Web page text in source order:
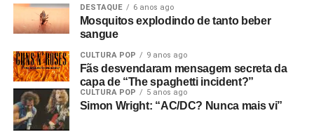
DESTAQUE 6 anos ago
Mosquitos explodindo de tanto beber
sangue
CULTURA POP 9 anos ago
Fãs desvendaram mensagem secreta da
capa de “The spaghetti incident?”
CULTURA POP 5 anos ago
Simon Wright: “AC/DC? Nunca mais vi”